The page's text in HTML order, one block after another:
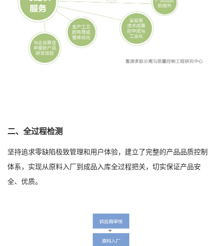
二、全过程检测
坚持追求零缺陷极致管理和用户体验，建立了完整的产品品质控制
体系，实现从原料入厂到成品入库全过程把关，切实保证产品安
全、优质。